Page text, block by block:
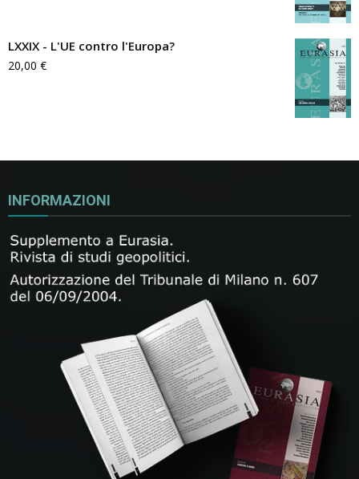
LXXIX - L'UE contro l'Europa?
20,00 €
INFORMAZIONI